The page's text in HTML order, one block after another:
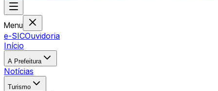
Menu
e-SICOuvidoria
Início
A Prefeitura
Notícias
Turismo